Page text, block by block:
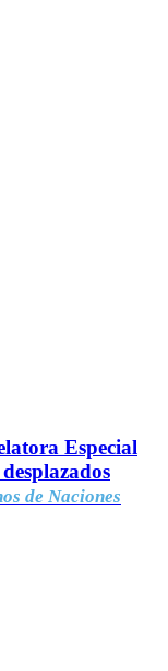
Especial
de Naciones